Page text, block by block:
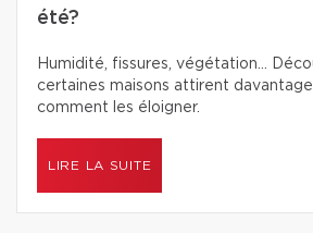
été?
Humidité, fissures, végétation…
certaines maisons attirent
comment les éloigner.
LIRE LA SUITE